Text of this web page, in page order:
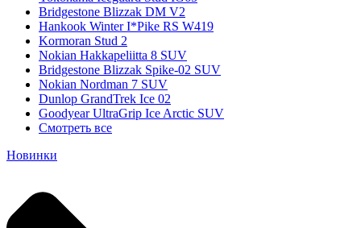
Bridgestone Blizzak DM V2
Hankook Winter I*Pike RS W419
Kormoran Stud 2
Nokian Hakkapeliitta 8 SUV
Bridgestone Blizzak Spike-02 SUV
Nokian Nordman 7 SUV
Dunlop GrandTrek Ice 02
Goodyear UltraGrip Ice Arctic SUV
Смотреть все
Новинки